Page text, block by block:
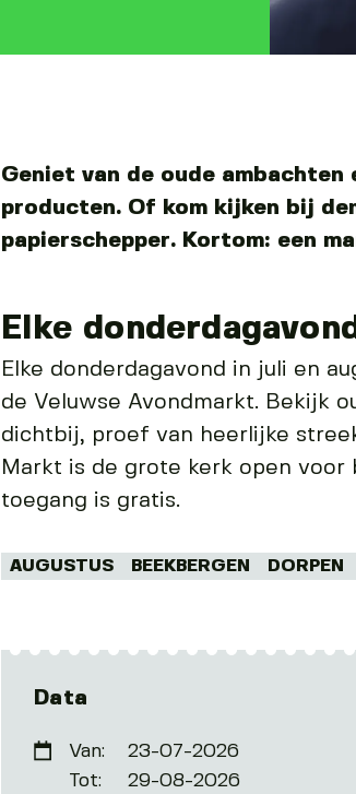
Geniet van de oude
producten. Of kom kijken bij
papierschepper. Kortom: een
Elke donderdagavond
Elke donderdagavond in juli en
de Veluwse Avondmarkt. Bekijk
dichtbij, proef van heerlijke
Markt is de grote kerk open voor
toegang is gratis.
Tags:
AUGUSTUS BEEKBERGEN DORPEN
Data
Van:
23-07-2026
Tot:
29-08-2026